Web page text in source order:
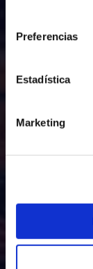
Preferencias
Estadística
Marketing